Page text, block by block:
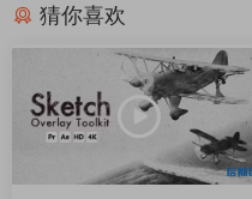
猜你喜欢